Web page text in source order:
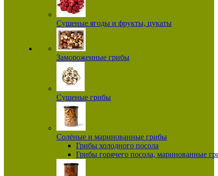
Сушеные ягоды и фрукты, цукаты
Замороженные грибы
Сушеные грибы
Солёные и маринованные грибы
Грибы холодного посола
Грибы горячего посола, маринованные